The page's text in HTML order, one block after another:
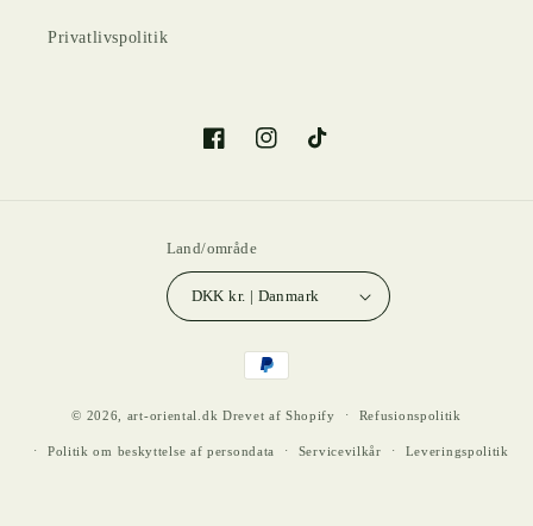
Privatlivspolitik
FacebookInstagramTikTok
Land/område
DKK kr. | Danmark
Betalingsmetoder
© 2026, art-oriental.dk Drevet af Shopify Refusionspolitik
Politik om beskyttelse af persondata Servicevilkår Leveringspolitik